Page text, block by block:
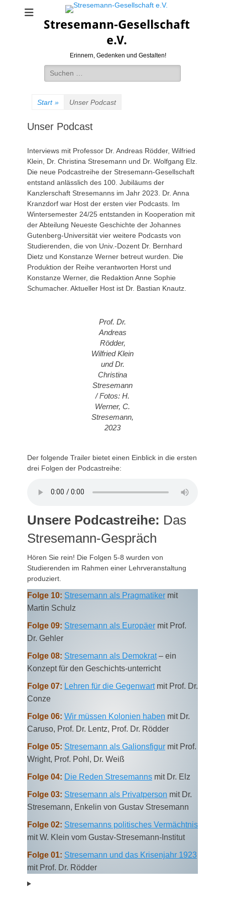
Stresemann-Gesellschaft
e.V.
Erinnern, Gedenken und Gestalten!
Suchen
nach:
Start » Unser Podcast
Unser Podcast
Interviews mit Professor Dr. Andreas Rödder, Wilfried
Klein, Dr. Christina Stresemann und Dr. Wolfgang Elz.
Die neue Podcastreihe der Stresemann-Gesellschaft
entstand anlässlich des 100. Jubiläums der
Kanzlerschaft Stresemanns im Jahr 2023. Dr. Anna
Kranzdorf war Host der ersten vier Podcasts. Im
Wintersemester 24/25 entstanden in Kooperation mit
der Abteilung Neueste Geschichte der Johannes
Gutenberg-Universität vier weitere Podcasts von
Studierenden, die von Univ.-Dozent Dr. Bernhard
Dietz und Konstanze Werner betreut wurden. Die
Produktion der Reihe verantworten Horst und
Konstanze Werner, die Redaktion Anne Sophie
Schumacher. Aktueller Host ist Dr. Bastian Knautz.
Prof. Dr.
Andreas
Rödder,
Wilfried Klein
und Dr.
Christina
Stresemann
/Fotos: H.
Werner, C.
Stresemann,
2023
Der folgende Trailer bietet einen Einblick in die ersten
drei Folgen der Podcastreihe:
Unsere Podcastreihe: Das
Stresemann-Gespräch
Hören Sie rein! Die Folgen 5-8 wurden von
Studierenden im Rahmen einer Lehrveranstaltung
produziert.
Folge 10: Stresemann als Pragmatiker mit
Martin Schulz
Folge 09: Stresemann als Europäer mit Prof.
Dr. Gehler
Folge 08: Stresemann als Demokrat– ein
Konzept für den Geschichts-unterricht
Folge 07: Lehren für die Gegenwartmit Prof. Dr.
Conze
Folge 06: Wir müssen Kolonien haben mit Dr.
Caruso, Prof. Dr. Lentz, Prof. Dr. Rödder
Folge 05: Stresemann als Galionsfigur mit Prof.
Wright, Prof. Pohl, Dr. Weiß
Folge 04: Die Reden Stresemanns mit Dr. Elz
Folge 03: Stresemann als Privatperson mit Dr.
Stresemann, Enkelin von Gustav Stresemann
Folge 02: Stresemanns politisches Vermächtnis
mit W. Klein vom Gustav-Stresemann-Institut
Folge 01: Stresemann und das Krisenjahr 1923
mit Prof. Dr. Rödder